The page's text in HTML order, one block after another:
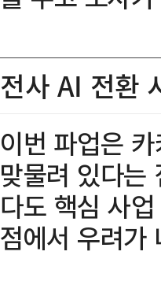
전사 AI 전환
이번 파업은
맞물려 있다는
다도 핵심 사
점에서 우려가